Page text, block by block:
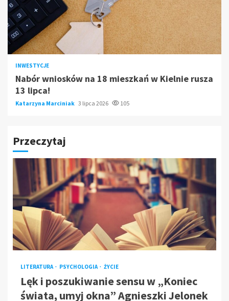
INWESTYCJE
Nabór wniosków na 18 mieszkań w Kielnie rusza
13 lipca!
Katarzyna Marciniak 3 lipca 2026 105
Przeczytaj
LITERATURA PSYCHOLOGIA ŻYCIE
Lęk i poszukiwanie sensu w „Koniec
świata, umyj okna” Agnieszki Jelonek